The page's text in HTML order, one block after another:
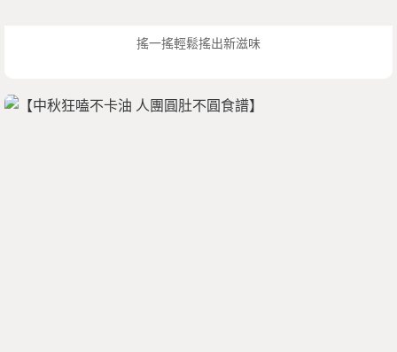
搖一搖輕鬆搖出新滋味